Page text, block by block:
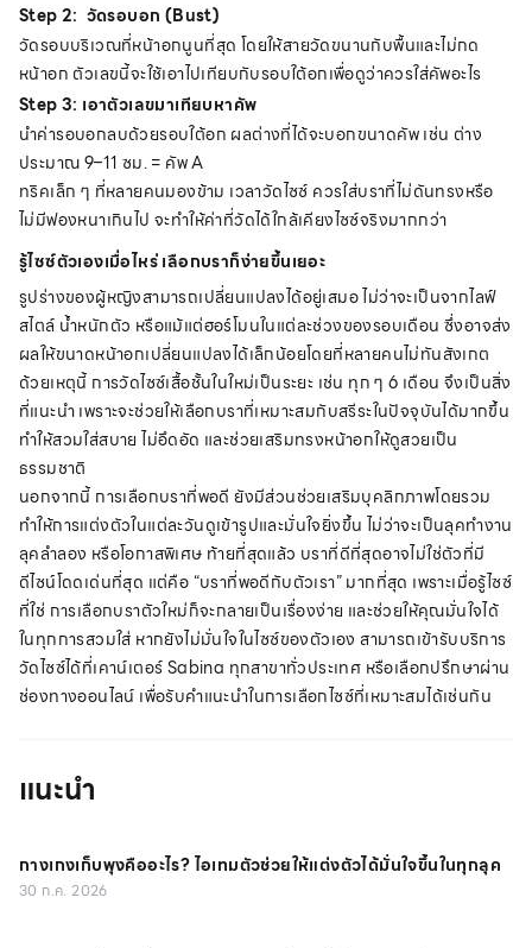
Step 2: วัดรอบอก (Bust)
วัดรอบบริเวณที่หน้าอกนูนที่สุด โดยให้สายวัดขนานกับพื้นและไม่กด
หน้าอก ตัวเลขนี้จะใช้เอาไปเทียบกับรอบใต้อกเพื่อดูว่าควรใส่คัพอะไร
Step 3: เอาตัวเลขมาเทียบหาคัพ
นำค่ารอบอกลบด้วยรอบใต้อก ผลต่างที่ได้จะบอกขนาดคัพ เช่น ต่าง
ประมาณ 9–11 ซม. = คัพ A
ทริคเล็ก ๆ ที่หลายคนมองข้าม เวลาวัดไซซ์ ควรใส่บราที่ไม่ดันทรงหรือ
ไม่มีฟองหนาเกินไป จะทำให้ค่าที่วัดได้ใกล้เคียงไซซ์จริงมากกว่า
รู้ไซซ์ตัวเองเมื่อไหร่ เลือกบราก็ง่ายขึ้นเยอะ
รูปร่างของผู้หญิงสามารถเปลี่ยนแปลงได้อยู่เสมอ ไม่ว่าจะเป็นจากไลฟ์
สไตล์ น้ำหนักตัว หรือแม้แต่ฮอร์โมนในแต่ละช่วงของรอบเดือน ซึ่งอาจส่ง
ผลให้ขนาดหน้าอกเปลี่ยนแปลงได้เล็กน้อยโดยที่หลายคนไม่ทันสังเกต
ด้วยเหตุนี้ การวัดไซซ์เสื้อชั้นในใหม่เป็นระยะ เช่น ทุก ๆ 6 เดือน จึงเป็นสิ่ง
ที่แนะนำ เพราะจะช่วยให้เลือกบราที่เหมาะสมกับสรีระในปัจจุบันได้มากขึ้น
ทำให้สวมใส่สบาย ไม่อึดอัด และช่วยเสริมทรงหน้าอกให้ดูสวยเป็น
ธรรมชาติ
นอกจากนี้ การเลือกบราที่พอดี ยังมีส่วนช่วยเสริมบุคลิกภาพโดยรวม
ทำให้การแต่งตัวในแต่ละวันดูเข้ารูปและมั่นใจยิ่งขึ้น ไม่ว่าจะเป็นลุคทำงาน
ลุคลำลอง หรือโอกาสพิเศษ ท้ายที่สุดแล้ว บราที่ดีที่สุดอาจไม่ใช่ตัวที่มี
ดีไซน์โดดเด่นที่สุด แต่คือ “บราที่พอดีกับตัวเรา” มากที่สุด เพราะเมื่อรู้ไซซ์
ที่ใช่ การเลือกบราตัวใหม่ก็จะกลายเป็นเรื่องง่าย และช่วยให้คุณมั่นใจได้
ในทุกการสวมใส่ หากยังไม่มั่นใจในไซซ์ของตัวเอง สามารถเข้ารับบริการ
วัดไซซ์ได้ที่เคาน์เตอร์ Sabina ทุกสาขาทั่วประเทศ หรือเลือกปรึกษาผ่าน
ช่องทางออนไลน์ เพื่อรับคำแนะนำในการเลือกไซซ์ที่เหมาะสมได้เช่นกัน
แนะนำ
กางเกงเก็บพุงคืออะไร? ไอเทมตัวช่วยให้แต่งตัวได้มั่นใจขึ้นในทุกลุค
30 ก.ค. 2026